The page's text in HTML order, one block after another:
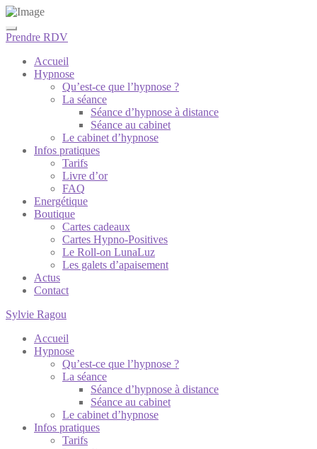
Prendre RDV
Accueil
Hypnose
Qu’est-ce que l’hypnose ?
La séance
Séance d’hypnose à distance
Séance au cabinet
Le cabinet d’hypnose
Infos pratiques
Tarifs
Livre d’or
FAQ
Energétique
Boutique
Cartes cadeaux
Cartes Hypno-Positives
Le Roll-on LunaLuz
Les galets d’apaisement
Actus
Contact
Sylvie Ragou
Accueil
Hypnose
Qu’est-ce que l’hypnose ?
La séance
Séance d’hypnose à distance
Séance au cabinet
Le cabinet d’hypnose
Infos pratiques
Tarifs